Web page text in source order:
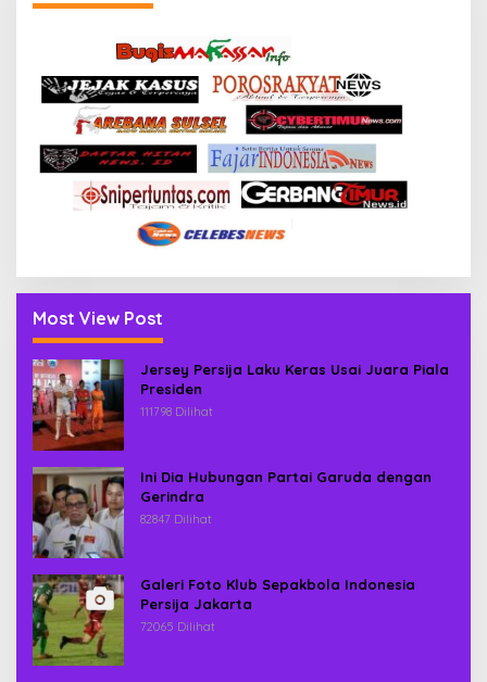
Most View Post
Jersey Persija Laku Keras Usai Juara Piala
Presiden
111798 Dilihat
Ini Dia Hubungan Partai Garuda dengan
Gerindra
82847 Dilihat
Galeri Foto Klub Sepakbola Indonesia
Persija Jakarta
72065 Dilihat